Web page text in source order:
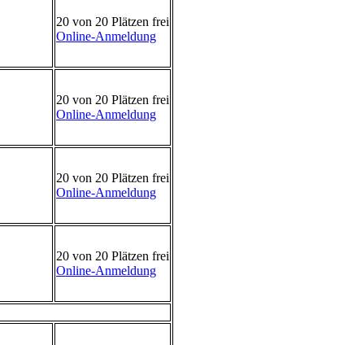
20 von 20 Plätzen frei
Online-Anmeldung
20 von 20 Plätzen frei
Online-Anmeldung
20 von 20 Plätzen frei
Online-Anmeldung
20 von 20 Plätzen frei
Online-Anmeldung